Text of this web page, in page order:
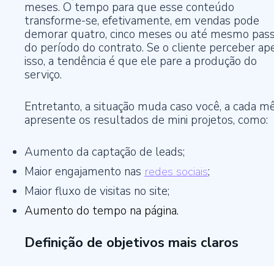
meses. O tempo para que esse conteúdo
transforme-se, efetivamente, em vendas pode
demorar quatro, cinco meses ou até mesmo
do período do contrato. Se o cliente perceber
isso, a tendência é que ele pare a produção do
serviço.
Entretanto, a situação muda caso você, a cada
apresente os resultados de mini projetos, como:
Aumento da captação de leads;
Maior engajamento nas redes sociais;
Maior fluxo de visitas no site;
Aumento do tempo na página.
Definição de objetivos mais claros